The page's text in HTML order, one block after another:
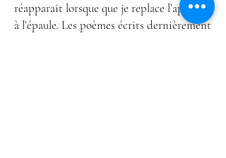
réapparait lorsque que je replace l’appareil
à l’épaule. Les poèmes écrits dernièrement